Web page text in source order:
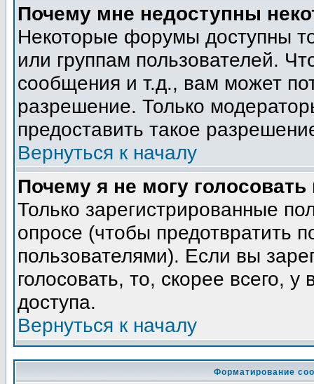
Почему мне недоступны
Некоторые форумы доступны
или группам пользователей.
сообщения и т.д., вам может
разрешение. Только
предоставить такое
Вернуться к началу
Почему я не могу голосовать
Только зарегистрированные
опросе (чтобы предотвратить
пользователями). Если вы
голосовать, то, скорее всего,
доступа.
Вернуться к началу
Форматирование